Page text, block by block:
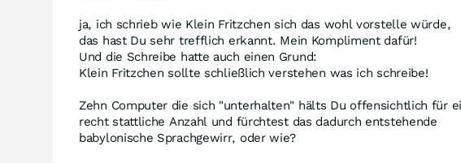
ja, ich schrieb wie Klein Fritzchen sich das wohl vorstelle würde,
das hast Du sehr trefflich erkannt. Mein Kompliment dafür!
Und die Schreibe hatte auch einen Grund:
Klein Fritzchen sollte schließlich verstehen was ich schreibe!
Zehn Computer die sich "unterhalten" hälts Du offensichtlich für
recht stattliche Anzahl und fürchtest das dadurch entstehende
babylonische Sprachgewirr, oder wie?